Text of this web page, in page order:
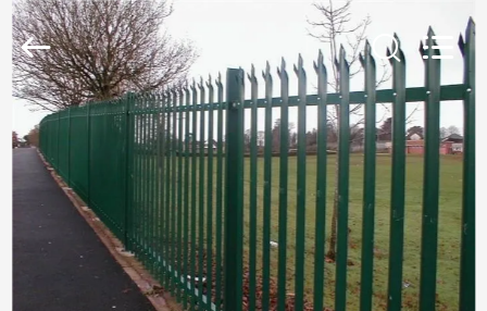
DOM
PRODUKTY
POKAZ
yuanhai
wire
mesh
products
Co.,
Ltd.
Rights
Reserved.